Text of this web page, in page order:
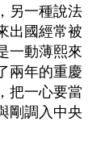
另一種說法
出國經常被
一動薄熙來
兩年的重慶
把一心要當
剛調入中央